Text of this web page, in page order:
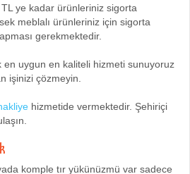
ye kadar ürünleriniz sigorta
meblalı ürünleriniz için sigorta
gerekmektedir.
en uygun en kaliteli hizmeti sunuyoruz
işinizi çözmeyin.
hizmetide vermektedir. Şehiriçi
komple tır yükünüzmü var sadece